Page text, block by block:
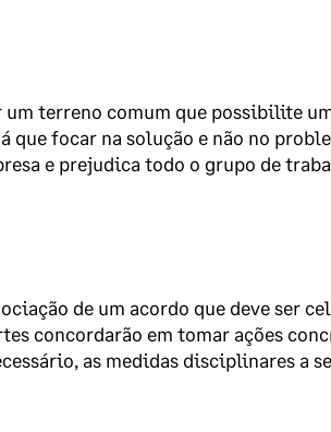
terreno comum que possibilite
focar na solução e não no
e prejudica todo o grupo de
de um acordo que deve ser
concordarão em tomar ações
as medidas disciplinares a